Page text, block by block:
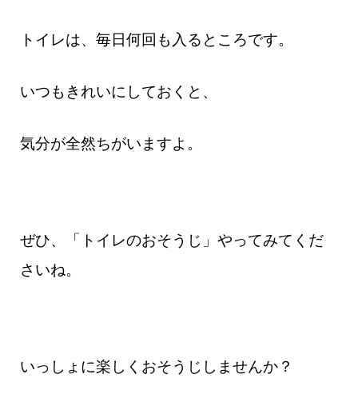
トイレは、毎日何回も入るところです。
いつもきれいにしておくと、
気分が全然ちがいますよ。
ぜひ、「トイレのおそうじ」やってみてくだ
さいね。
いっしょに楽しくおそうじしませんか？